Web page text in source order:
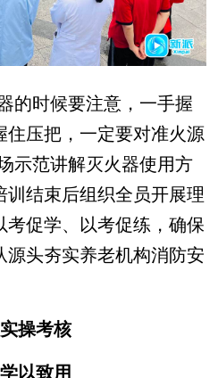
时候要注意，一手握
住压把，一定要对准火源
示范讲解灭火器使用方
结束后组织全员开展理
考促学、以考促练，确保
源头夯实养老机构消防安
操考核
以致用